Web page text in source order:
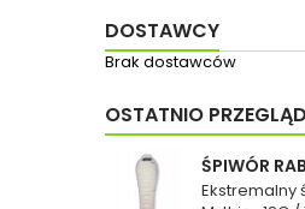
DOSTAWCY
Brak dostawców
OSTATNIO
ŚPIWÓR
Ekstremalny